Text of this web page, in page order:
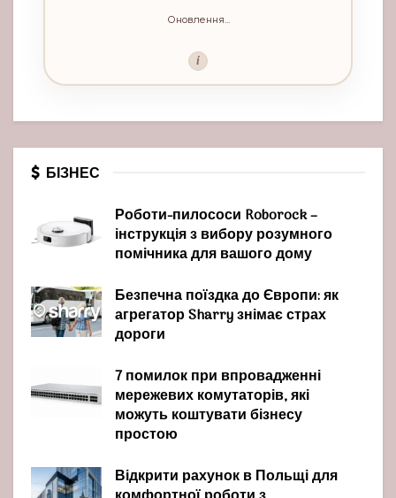
Оновлення...
i
БІЗНЕС
Роботи-пилососи Roborock –
інструкція з вибору розумного
помічника для вашого дому
Безпечна поїздка до Європи: як
агрегатор Sharry знімає страх
дороги
7 помилок при впровадженні
мережевих комутаторів, які
можуть коштувати бізнесу
простою
Відкрити рахунок в Польщі для